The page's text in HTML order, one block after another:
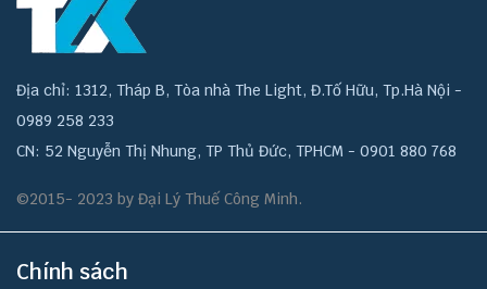
Địa chỉ: 1312, Tháp B, Tòa nhà The Light, Đ.Tố Hữu, Tp.Hà Nội -
0989 258 233
CN: 52 Nguyễn Thị Nhung, TP Thủ Đức, TPHCM - 0901 880 768
©2015- 2023 by Đại Lý Thuế Công Minh.
Chính sách